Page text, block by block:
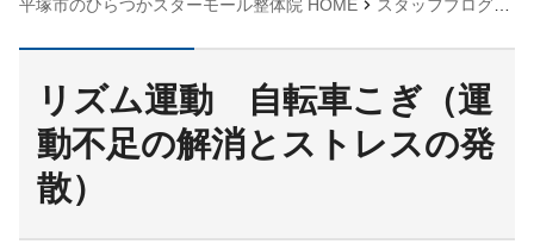
平塚市のひらつかスターモール整体院 HOME chevron_right スタッフブログ
リズム運動 自転車こぎ（運
動不足の解消とストレスの発
散）